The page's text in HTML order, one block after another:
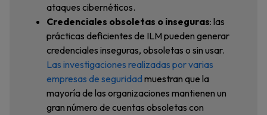
ataques cibernéticos.
Credenciales obsoletas o inseguras: las
prácticas deficientes de ILM pueden generar
credenciales inseguras, obsoletas o sin usar.
Las investigaciones realizadas por varias
empresas de seguridadmuestran que la
mayoría de las organizaciones mantienen un
gran número de cuentas obsoletas con